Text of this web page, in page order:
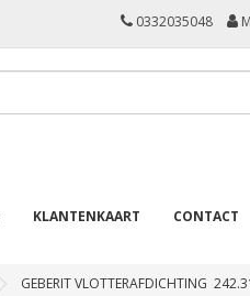
0332035048
KLANTENKAART CONTACT
GEBERIT VLOTTERAFDICHTING